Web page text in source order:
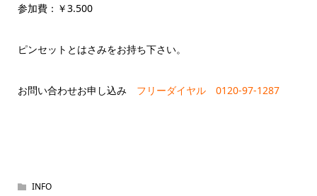
参加費：￥3.500
ピンセットとはさみをお持ち下さい。
お問い合わせお申し込み フリーダイヤル 0120-97-1287
INFO